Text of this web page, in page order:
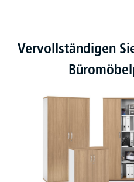
Produktgalerie überspringen
Vervollständigen